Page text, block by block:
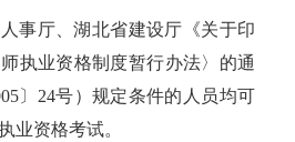
事厅、湖北省建设厅《关于印
执业资格制度暂行办法〉的通
〕24号）规定条件的人员均可
业资格考试。